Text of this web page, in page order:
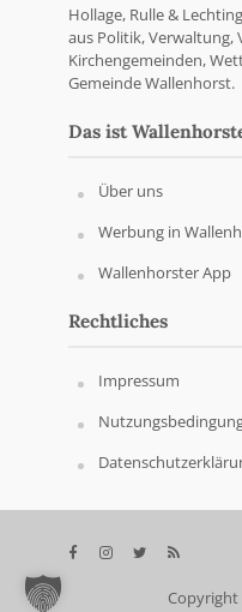
Hollage, Rulle &
aus Politik, Verwaltung,
Kirchengemeinden,
Gemeinde Wallenhorst.
Das ist
Über uns
Werbung in
Wallenhorster App
Rechtliches
Impressum